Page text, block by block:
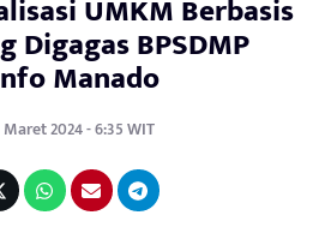
UMKM Berbasis
Digagas BPSDMP
Manado
2024 - 6:35 WIT